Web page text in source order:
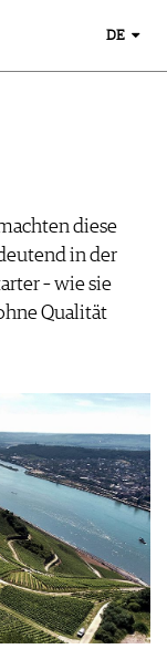
DE
diese
in der
– wie sie
Qualität